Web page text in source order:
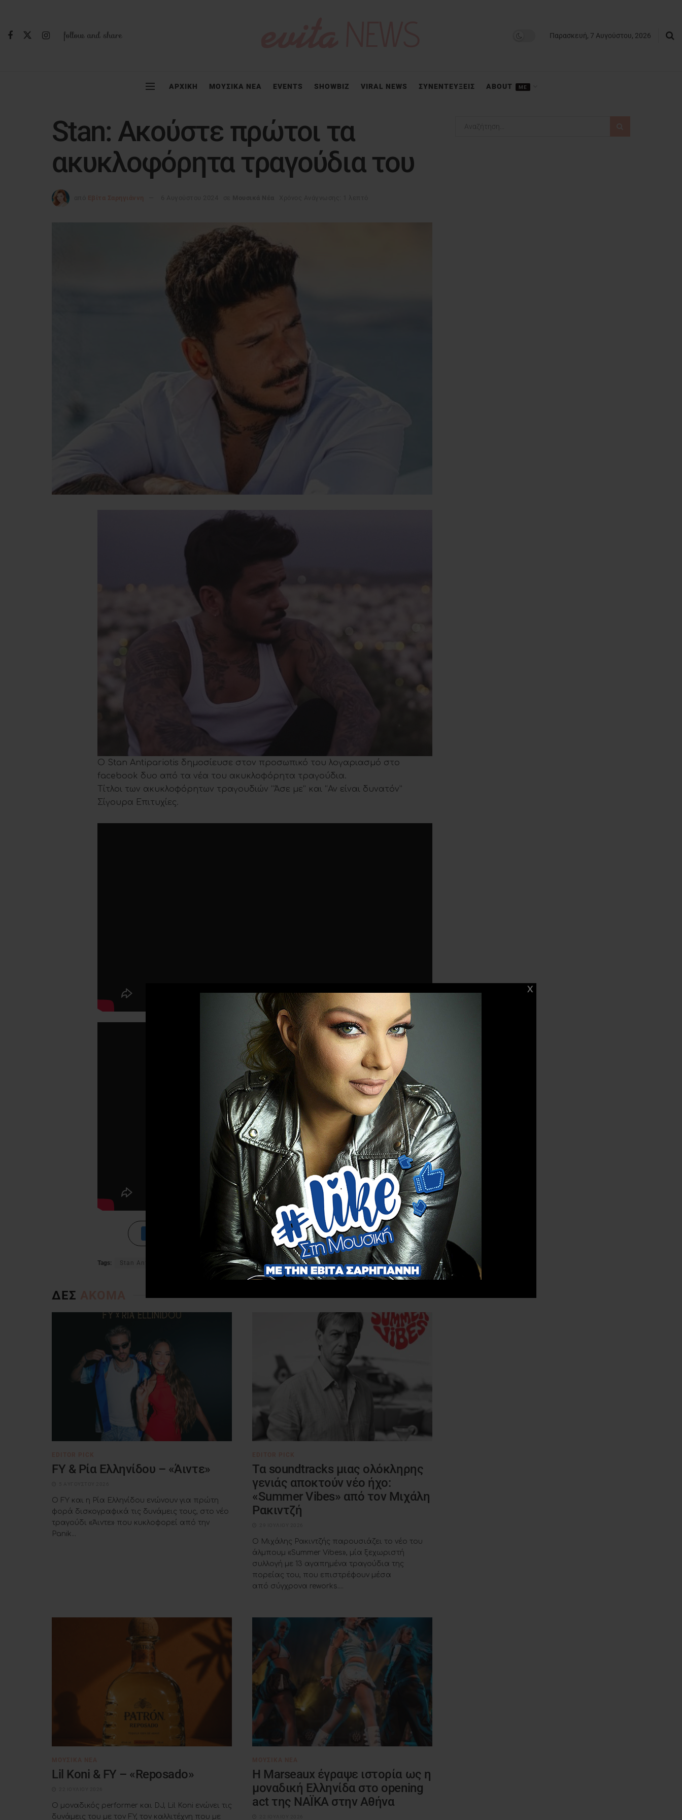
follow and share Παρασκευή, 7 Αυγούστου, 2026
ΑΡΧΙΚΗ ΜΟΥΣΙΚΑ ΝΕΑ EVENTS SHOWBIZ VIRAL NEWS ΣΥΝΕΝΤΕΥΞΕΙΣ ABOUT ME
Stan: Ακούστε πρώτοι τα
ακυκλοφόρητα τραγούδια του
O Stan Antipariotis δημοσίευσε στον προσωπικό του λογαριασμό στο
facebook δυο από τα νέα του ακυκλοφόρητα τραγούδια.
Τίτλοι των ακυκλοφόρητων τραγουδιών “Άσε με” και “Αν είναι δυνατόν”
Σίγουρα Επιτυχίες.
Ακολουθήστε τοevitanews.gr
Tags: Stan Antipariotis
ΔΕΣ
FY & Ρία Ελληνίδου – «Άιντε»
Ο FY και η Ρία Ελληνίδου ενώνουν για πρώτη
φορά δισκογραφικά τις δυνάμεις τους, στο νέο
τραγούδι «Άιντε» που κυκλοφορεί από την
Panik...
Τα soundtracks μιας ολόκληρης
γενιάς αποκτούν νέο ήχο:
«Summer Vibes» από τον Μιχάλη
Ρακιντζή
Ο Μιχάλης Ρακιντζής παρουσιάζει το νέο του
άλμπουμ «Summer Vibes», μία ξεχωριστή
συλλογή με 13 αγαπημένα τραγούδια της
πορείας του, που επιστρέφουν μέσα
από σύγχρονα reworks....
Lil Koni & FY – «Reposado»
Ο μοναδικός performer και DJ, Lil Koni ενώνει τις
δυνάμεις του με τον FY, τον καλλιτέχνη που με
H Marseaux έγραψε ιστορία ως η
μοναδική Ελληνίδα στο opening
act της NAÏKA στην Αθήνα